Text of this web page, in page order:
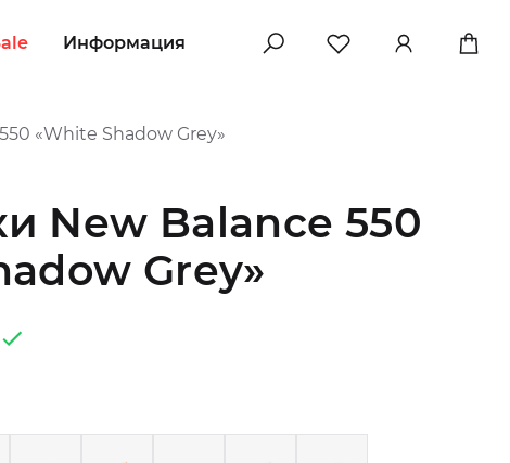
Информация
«White Shadow Grey»
New Balance 550
Grey»